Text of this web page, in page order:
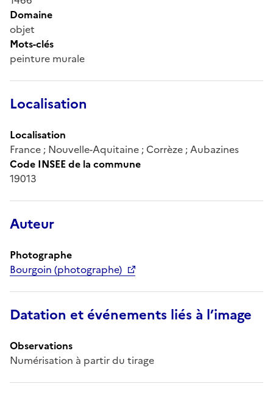
Domaine
objet
Mots-clés
peinture murale
Localisation
Localisation
France ; Nouvelle-Aquitaine ; Corrèze ; Aubazines
Code INSEE de la commune
19013
Auteur
Photographe
Bourgoin (photographe)
Datation et événements liés à l’image
Observations
Numérisation à partir du tirage